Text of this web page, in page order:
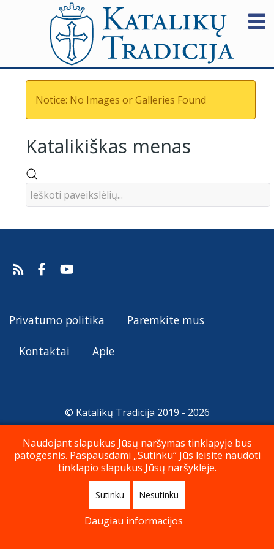
Notice: No Images or Galleries Found
Katalikiškas menas
Privatumo politika Paremkite mus
Kontaktai Apie
© Katalikų Tradicija 2019 - 2026
Į viršų
Naudojant slapukus Jūsų naršymas tinklapyje bus
patogesnis. Paspausdami „Sutinku“ Jūs leisite naudoti
tinklapio slapukus Jūsų naršyklėje.
Sutinku Nesutinku
Daugiau informacijos